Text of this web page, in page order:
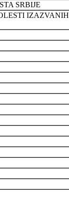
SRBIJE
IZAZVANIH